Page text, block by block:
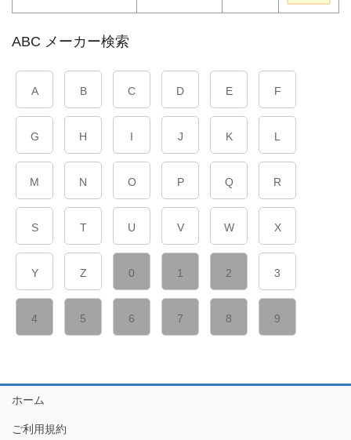
ABC メーカー検索
A B C D E F
G H I J K L
M N O P Q R
S T U V W X
Y Z 0 1 2 3
4 5 6 7 8 9
ホーム
ご利用規約